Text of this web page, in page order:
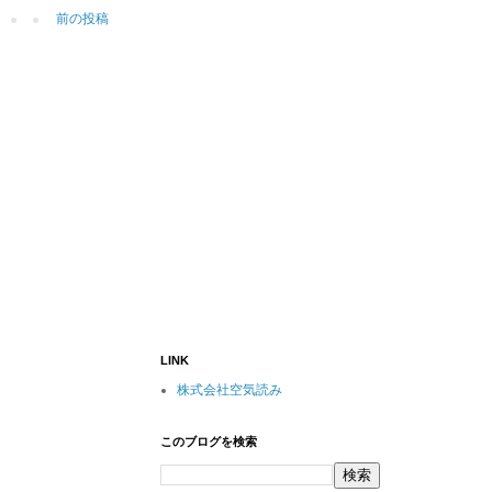
前の投稿
LINK
株式会社空気読み
このブログを検索